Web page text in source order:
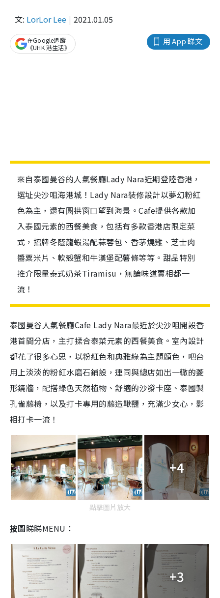
文: LorLor Lee 2021.01.05
用 App 睇文
在Google追蹤
《UHK 港生活》
來自泰國曼谷的人氣餐廳Lady Nara近期登陸香港，
選址尖沙咀海港城！Lady Nara裝修設計以夢幻粉紅
色為主，還有圓拱窗口望到海景。Cafe提供各款加
入泰國元素的西餐美食，包括有多款香港店限定菜
式，招牌冬蔭龍蝦湯配蒜蓉包、香茅燒雞、芝士肉
醬粟米片、軟殼蟹和牛漢堡配薯條等等。甜品特別
推介限量泰式奶茶Tiramisu，無論味道賣相都一
流！
泰國曼谷人氣餐廳Cafe Lady Nara最近於尖沙咀開設香
港首間分店，主打揉合泰菜元素的西餐美食。室內設計
都花了很多心思，以粉紅色和典雅綠為主題顏色，吧台
用上淡淡的粉紅水磨石鋪設，連同與總店如出一轍的菱
形鏡牆，配搭綠色天然植物、舒適的沙發卡座、泰國製
孔雀藤椅，以及打卡專用的藤造鞦韆，充滿少女心，影
相打卡一流！
+4
點擊圖片放大
按圖睇睇MENU：
+3